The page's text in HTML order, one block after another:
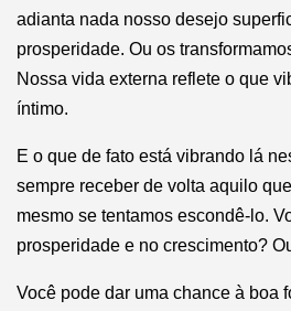
adianta nada nosso desejo
prosperidade. Ou os
Nossa vida externa reflete o que
íntimo.
E o que de fato está vibrando lá
sempre receber de volta aquilo
mesmo se tentamos escondê-lo.
prosperidade e no crescimento?
Você pode dar uma chance à boa